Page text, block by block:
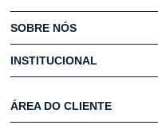
SOBRE NÓS
INSTITUCIONAL
ÁREA DO CLIENTE